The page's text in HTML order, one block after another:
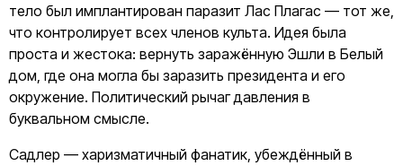
тело был имплантирован паразит Лас Плагас — тот же,
что контролирует всех членов культа. Идея была
проста и жестока: вернуть заражённую Эшли в Белый
дом, где она могла бы заразить президента и его
окружение. Политический рычаг давления в
буквальном смысле.
Садлер — харизматичный фанатик, убеждённый в